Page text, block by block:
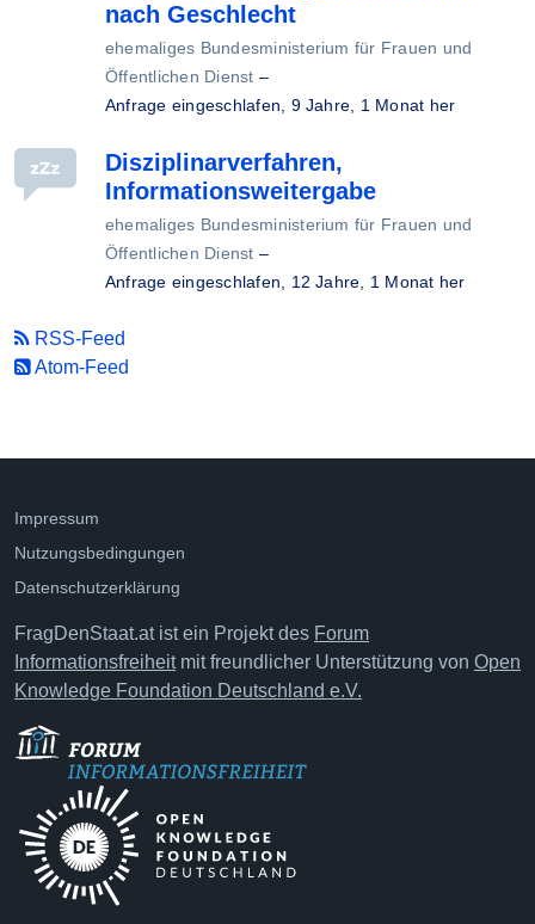
nach Geschlecht
ehemaliges Bundesministerium für Frauen und
Öffentlichen Dienst –
Anfrage eingeschlafen, 9 Jahre, 1 Monat her
Disziplinarverfahren,
Informationsweitergabe
ehemaliges Bundesministerium für Frauen und
Öffentlichen Dienst –
Anfrage eingeschlafen, 12 Jahre, 1 Monat her
RSS-Feed
Atom-Feed
Impressum
Nutzungsbedingungen
Datenschutzerklärung
FragDenStaat.at ist ein Projekt des Forum
Informationsfreiheitmit freundlicher Unterstützung von Open
Knowledge Foundation Deutschland e.V.